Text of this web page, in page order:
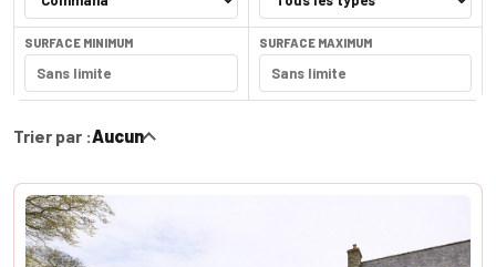
SURFACE MINIMUM SURFACE MAXIMUM
Trier par :Aucun